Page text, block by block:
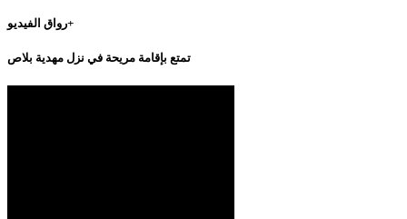
رواق الفيديو+
تمتع بإقامة مريحة في نزل مهدية بلاص